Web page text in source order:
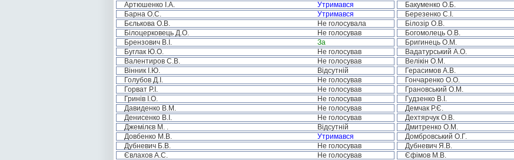
Артюшенко І.А.
Утримався Бакуменко О.Б.
Барна О.С.
Утримався Березенко С.І.
Бєлькова О.В.
Не голосувала Білозір О.В.
Білоцерковець Д.О.
Не голосував Богомолець О.В.
Брензович В.І.
За Бригинець О.М.
Буглак Ю.О.
Не голосував Вадатурський А.О.
Валентиров С.В.
Не голосував Велікін О.М.
Вінник І.Ю.
Відсутній Герасимов А.В.
Голубов Д.І.
Не голосував Гончаренко О.О.
Горват Р.І.
Не голосував Грановський О.М.
Гринів І.О.
Не голосував Гудзенко В.І.
Давиденко В.М.
Не голосував Демчак Р.Є.
Денисенко В.І.
Не голосував Дехтярчук О.В.
Джемілєв М. .
Відсутній Дмитренко О.М.
Довбенко М.В.
Утримався Домбровський О.Г.
Дубневич Б.В.
Не голосував Дубневич Я.В.
Євлахов А.С.
Не голосував Єфімов М.В.